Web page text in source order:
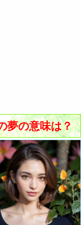
継承や別
の喪失
や心配
さ
感情
夢の意味は？